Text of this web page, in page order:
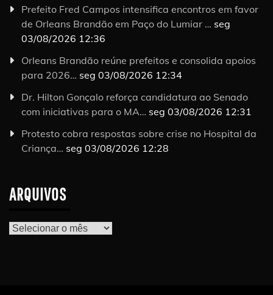
Prefeito Fred Campos intensifica encontros em favor
de Orleans Brandão em Paço do Lumiar … seg
03/08/2026 12:36
Orleans Brandão reúne prefeitos e consolida apoios
para 2026… seg 03/08/2026 12:34
Dr. Hilton Gonçalo reforça candidatura ao Senado
com iniciativas para o MA… seg 03/08/2026 12:31
Protesto cobra respostas sobre crise no Hospital da
Criança… seg 03/08/2026 12:28
ARQUIVOS
Arquivos